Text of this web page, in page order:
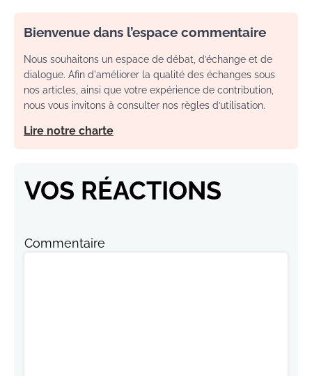
Bienvenue dans l’espace commentaire
Nous souhaitons un espace de débat, d’échange et de
dialogue. Afin d'améliorer la qualité des échanges sous
nos articles, ainsi que votre expérience de contribution,
nous vous invitons à consulter nos règles d’utilisation.
Lire notre charte
VOS RÉACTIONS
Commentaire